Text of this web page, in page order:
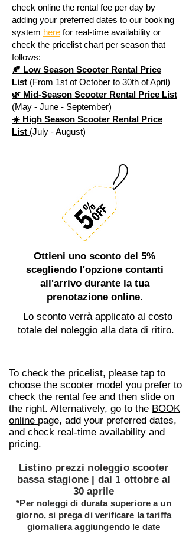
check online the rental fee per day by
adding your preferred dates to our booking
system here for real-time availability or
check the pricelist chart per season that
follows:
🍂 Low Season Scooter Rental Price
List (From 1st of October to 30th of April)
🌿 Mid-Season Scooter Rental Price List
(May - June - September)
☀️ High Season Scooter Rental Price
List (July - August)
Ottieni uno sconto del 5%
scegliendo l'opzione contanti
all'arrivo durante la tua
prenotazione online.
Lo sconto verrà applicato al costo
totale del noleggio alla data di ritiro.
To check the pricelist, please tap to
choose the scooter model you prefer to
check the rental fee and then slide on
the right. Alternatively, go to the BOOK
online page, add your preferred dates,
and check real-time availability and
pricing.
Listino prezzi noleggio scooter
bassa stagione | dal 1 ottobre al
30 aprile
*Per noleggi di durata superiore a un
giorno, si prega di verificare la tariffa
giornaliera aggiungendo le date